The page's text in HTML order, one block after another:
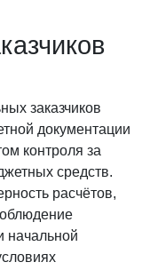
заказчиков
документации
контроля за
средств.
расчётов,
начальной